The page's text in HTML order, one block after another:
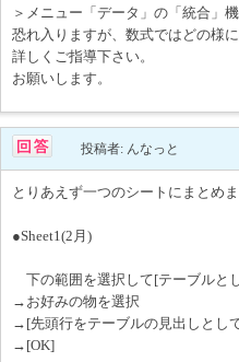
＞メニュー「データ」の「統合」
恐れ入りますが、数式ではどの様
詳しくご指導下さい。
お願いします。
投稿者: んなっと
とりあえず一つのシートにまとめま
●Sheet1(2月)
下の範囲を選択して[テーブルと
→お好みの物を選択
→[先頭行をテーブルの見出しとし
→[OK]